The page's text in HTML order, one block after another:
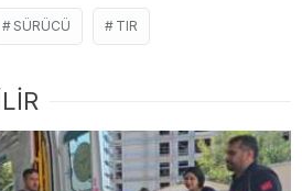
SÜRÜCÜ TIR